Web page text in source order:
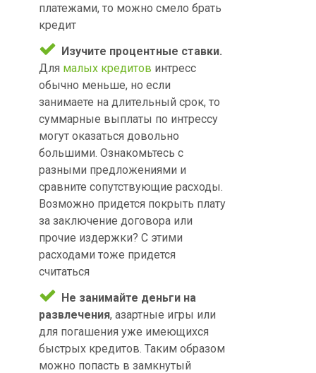
платежами, то можно смело брать
кредит
Изучите процентные ставки.
Для малых кредитов интресс
обычно меньше, но если
занимаете на длительный срок, то
суммарные выплаты по интрессу
могут оказаться довольно
большими. Ознакомьтесь с
разными предложениями и
сравните сопутствующие расходы.
Возможно придется покрыть плату
за заключение договора или
прочие издержки? С этими
расходами тоже придется
считаться
Не занимайте деньги на
развлечения, азартные игры или
для погашения уже имеющихся
быстрых кредитов. Таким образом
можно попасть в замкнутый